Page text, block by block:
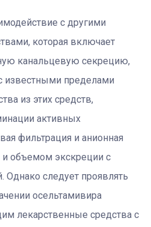
с другими
которая включает
канальцевую секрецию,
известными пределами
из этих средств,
активных
фильтрация и анионная
и объемом экскреции с
следует проявлять
осельтамивира
лекарственные средства с